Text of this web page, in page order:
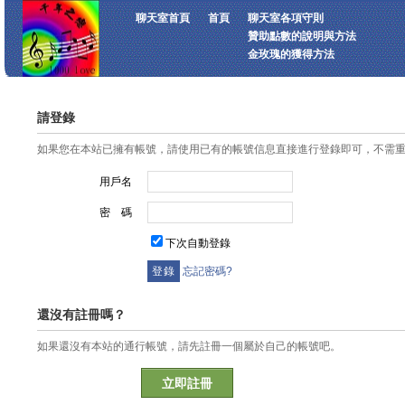
聊天室首頁 首頁
聊天室各項守則
贊助點數的說明與方法
金玫瑰的獲得方法
請登錄
如果您在本站已擁有帳號，請使用已有的帳號信息直接進行登錄即可，不需
用戶名
密 碼
下次自動登錄
忘記密碼?
還沒有註冊嗎？
如果還沒有本站的通行帳號，請先註冊一個屬於自己的帳號吧。
立即註冊